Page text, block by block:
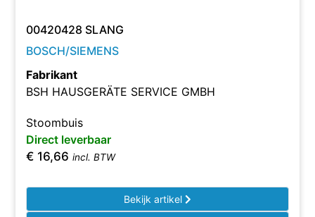
00420428 SLANG
BOSCH/SIEMENS
Fabrikant
BSH HAUSGERÄTE SERVICE GMBH
Stoombuis
Direct leverbaar
€ 16,66 incl. BTW
Bekijk artikel